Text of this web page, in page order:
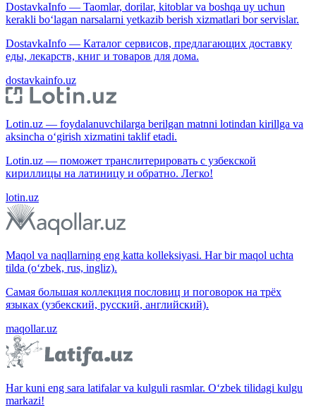
DostavkaInfo — Taomlar, dorilar, kitoblar va boshqa uy uchun
kerakli bo‘lagan narsalarni yetkazib berish xizmatlari bor servislar.
DostavkaInfo — Каталог сервисов, предлагающих доставку
еды, лекарств, книг и товаров для дома.
dostavkainfo.uz
Lotin.uz — foydalanuvchilarga berilgan matnni lotindan kirillga va
aksincha o‘girish xizmatini taklif etadi.
Lotin.uz — поможет транслитерировать с узбекской
кириллицы на латиницу и обратно. Легко!
lotin.uz
Maqol va naqllarning eng katta kolleksiyasi. Har bir maqol uchta
tilda (o‘zbek, rus, ingliz).
Самая большая коллекция пословиц и поговорок на трёх
языках (узбекский, русский, английский).
maqollar.uz
Har kuni eng sara latifalar va kulguli rasmlar. O‘zbek tilidagi kulgu
markazi!